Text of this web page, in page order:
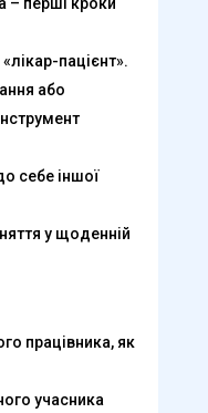
пацієнт».
або
себе іншої
у щоденній
працівника, як
учасника